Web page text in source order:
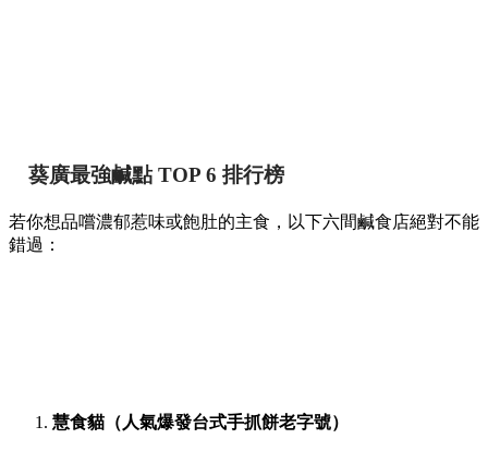
葵廣最強鹹點 TOP 6 排行榜
若你想品嚐濃郁惹味或飽肚的主食，以下六間鹹食店絕對不能
錯過：
慧食貓（人氣爆發台式手抓餅老字號）